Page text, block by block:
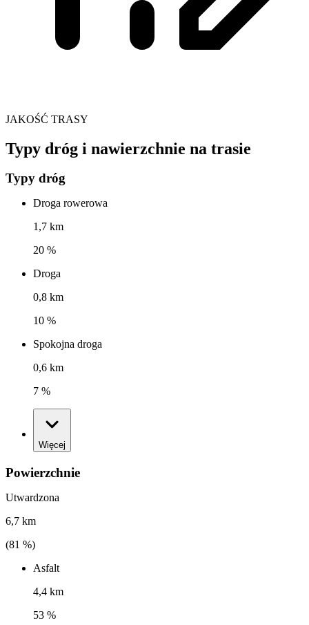
JAKOŚĆ TRASY
Typy dróg i nawierzchnie na trasie
Typy dróg
Droga rowerowa
1,7 km
20 %
Droga
0,8 km
10 %
Spokojna droga
0,6 km
7 %
Więcej
Powierzchnie
Utwardzona
6,7 km
(81 %)
Asfalt
4,4 km
53 %